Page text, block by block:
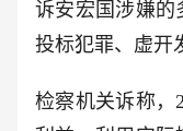
诉安宏国涉嫌的
投标犯罪、虚开
检察机关诉称，